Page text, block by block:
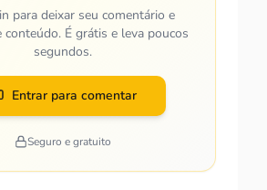
para deixar seu comentário e
conteúdo. É grátis e leva poucos
segundos.
Entrar para comentar
Seguro e gratuito